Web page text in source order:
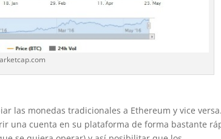
las monedas tradicionales a Ethereum y vice
una cuenta en su plataforma de forma bastante